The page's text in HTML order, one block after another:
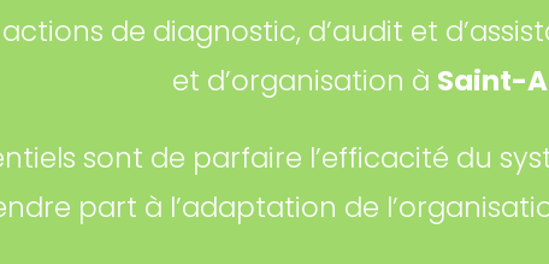
actions de diagnostic, d’audit et
et d’organisation à Saint-
sont de parfaire l’efficacité du
part à l’adaptation de